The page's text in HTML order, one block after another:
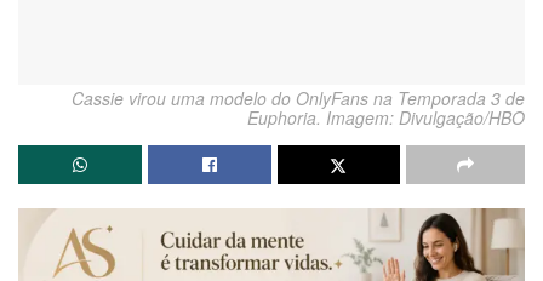
Cassie virou uma modelo do OnlyFans na Temporada 3 de
Euphoria. Imagem: Divulgação/HBO